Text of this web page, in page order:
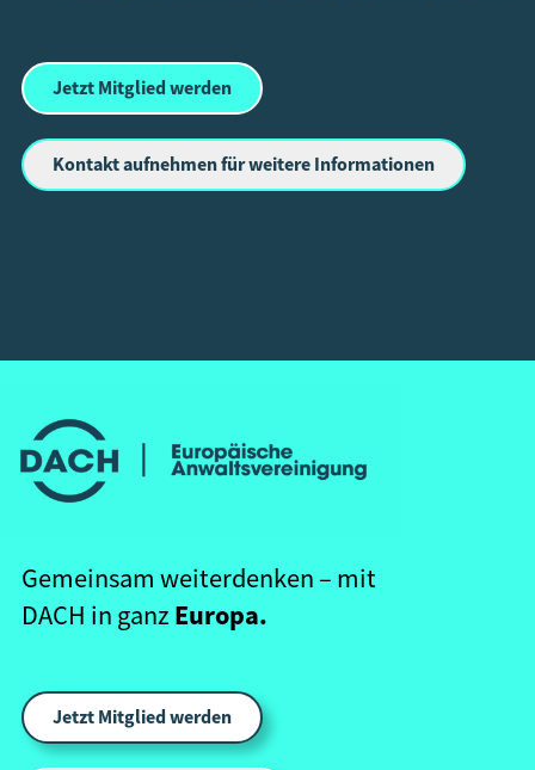
Jetzt Mitglied werden
Kontakt aufnehmen für weitere Informationen
Gemeinsam weiterdenken – mit
DACH in ganz Europa.
Jetzt Mitglied werden